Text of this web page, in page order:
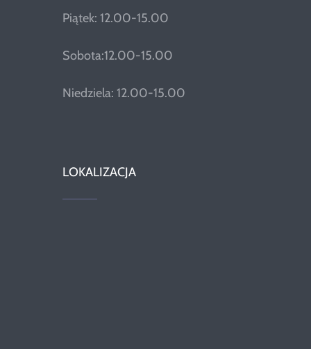
Piątek: 12.00-15.00
Sobota:12.00-15.00
Niedziela: 12.00-15.00
LOKALIZACJA